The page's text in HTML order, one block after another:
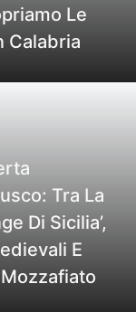
Le
Calabria
Tra La
Di Sicilia’,
E